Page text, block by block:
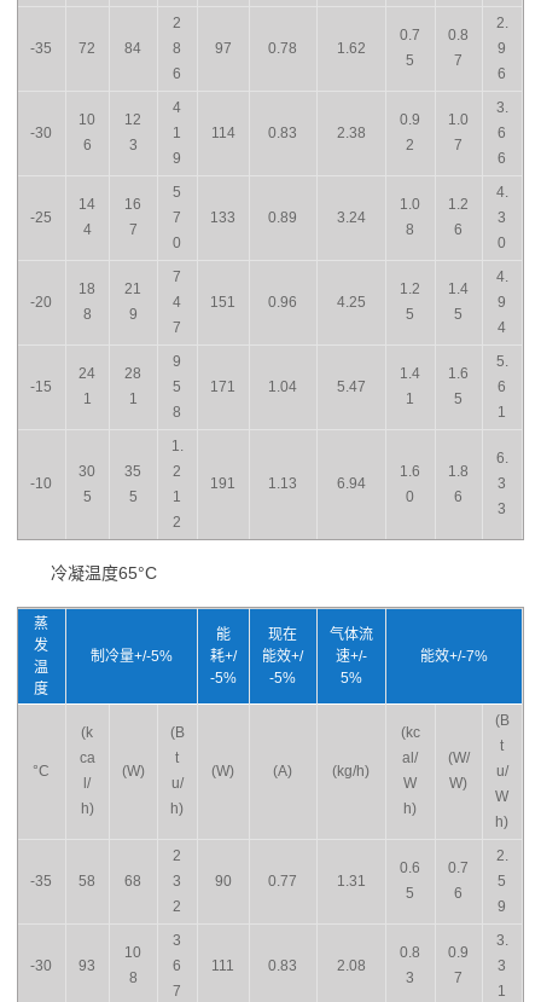
-35 72 84
2
8
6
97 0.78 1.62
0.7
5
0.8
7
2.
9
6
-30
10
6
12
3
4
1
9
114 0.83 2.38
0.9
2
1.0
7
3.
6
6
-25
14
4
16
7
5
7
0
133 0.89 3.24
1.0
8
1.2
6
4.
3
0
-20
18
8
21
9
7
4
7
151 0.96 4.25
1.2
5
1.4
5
4.
9
4
-15
24
1
28
1
9
5
8
171 1.04 5.47
1.4
1
1.6
5
5.
6
1
-10
30
5
35
5
1.
2
1
2
191 1.13 6.94
1.6
0
1.8
6
6.
3
3
冷凝温度65°C
蒸
发
温
度
制冷量+/-5%
能
耗+/
-5%
现在
能效+/
-5%
气体流
速+/-
5%
能效+/-7%
°C
(k
ca
l/
h)
(W)
(B
t
u/
h)
(W) (A) (kg/h)
(kc
al/
W
h)
(W/
W)
(B
t
u/
W
h)
-35 58 68
2
3
2
90 0.77 1.31
0.6
5
0.7
6
2.
5
9
-30 93
10
8
3
6
7
111 0.83 2.08
0.8
3
0.9
7
3.
3
1